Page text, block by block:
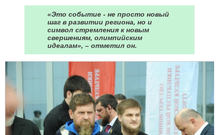
«Это событие - не просто новый
шаг в развитии региона, но и
символ стремления к новым
свершениям, олимпийским
идеалам», – отметил он.